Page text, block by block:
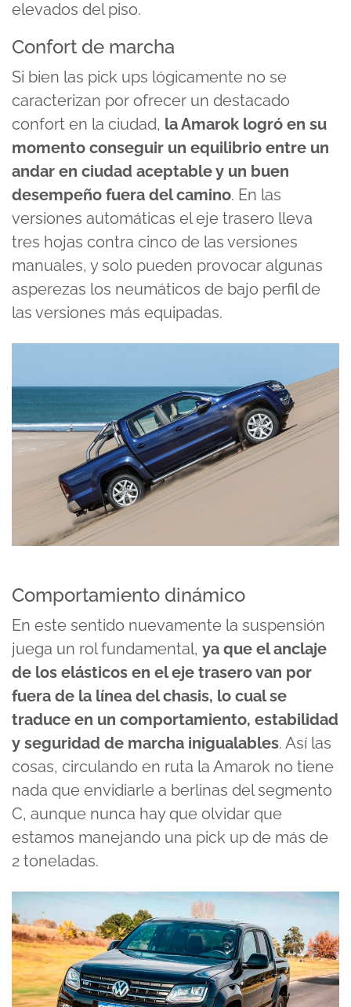
elevados del piso.
Confort de marcha
Si bien las pick ups lógicamente no se
caracterizan por ofrecer un destacado
confort en la ciudad, la Amarok logró en su
momento conseguir un equilibrio entre un
andar en ciudad aceptable y un buen
desempeño fuera del camino. En las
versiones automáticas el eje trasero lleva
tres hojas contra cinco de las versiones
manuales, y solo pueden provocar algunas
asperezas los neumáticos de bajo perfil de
las versiones más equipadas.
Comportamiento dinámico
En este sentido nuevamente la suspensión
juega un rol fundamental, ya que el anclaje
de los elásticos en el eje trasero van por
fuera de la línea del chasis, lo cual se
traduce en un comportamiento, estabilidad
y seguridad de marcha inigualables. Así las
cosas, circulando en ruta la Amarok no tiene
nada que envidiarle a berlinas del segmento
C, aunque nunca hay que olvidar que
estamos manejando una pick up de más de
2 toneladas.